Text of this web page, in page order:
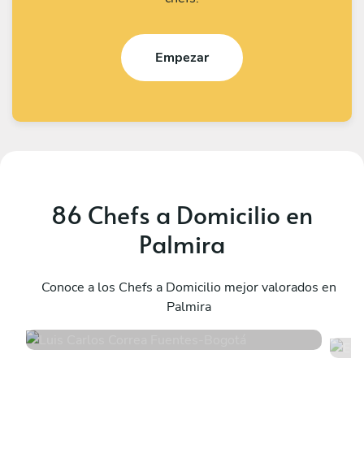
Empezar
86 Chefs a Domicilio en
Palmira
Conoce a los Chefs a Domicilio mejor valorados en
Palmira
Bogotá
110 servicios